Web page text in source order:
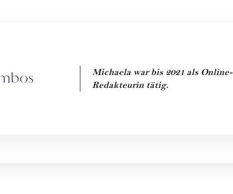
Michaela war bis 2021 als Online-
Redakteurin tätig.